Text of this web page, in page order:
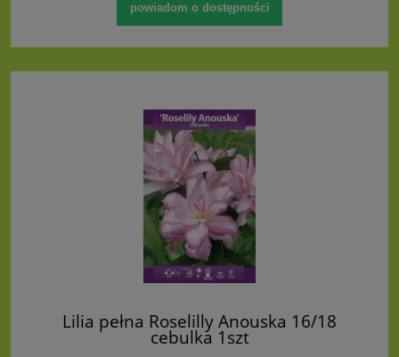
powiadom o dostępności
Lilia pełna Roselilly Anouska 16/18
cebulka 1szt